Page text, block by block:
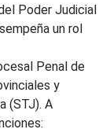
Poder Judicial
un rol
Penal de
y
(STJ). A